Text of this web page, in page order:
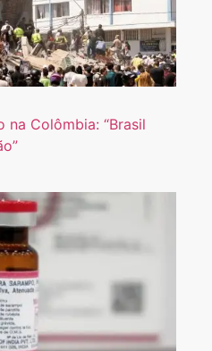
na Colômbia: “Brasil